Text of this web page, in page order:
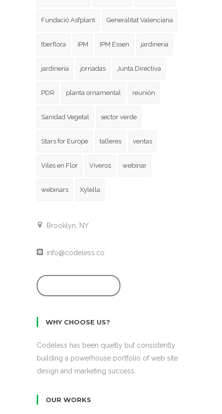
Fundació Asfplant Generalitat Valenciana
Iberflora iPM IPM Essen jardineria
jardinería jornadas Junta Directiva
PDR planta ornamental reunión
Sanidad Vegetal sector verde
Stars for Europe talleres ventas
Viles en Flor Viveros webinar
webinars Xylella
Brooklyn, NY
info@codeless.co
WHY CHOOSE US?
Codeless has been quietly but consistently
building a powerhouse portfolio of web site
design and marketing success.
OUR WORKS